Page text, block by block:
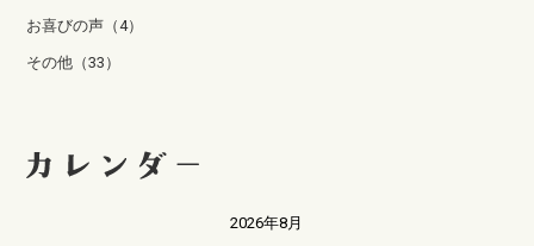
お喜びの声（4）
その他（33）
2026年8月